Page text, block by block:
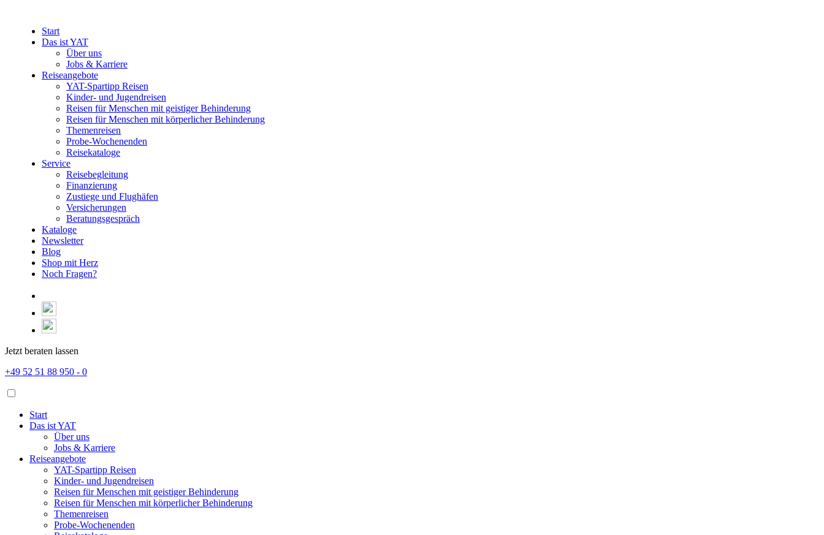
Start
Das ist YAT
Über uns
Jobs & Karriere
Reiseangebote
YAT-Spartipp Reisen
Kinder- und Jugendreisen
Reisen für Menschen mit geistiger Behinderung
Reisen für Menschen mit körperlicher Behinderung
Themenreisen
Probe-Wochenenden
Reisekataloge
Service
Reisebegleitung
Finanzierung
Zustiege und Flughäfen
Versicherungen
Beratungsgespräch
Kataloge
Newsletter
Blog
Shop mit Herz
Noch Fragen?
Jetzt beraten lassen
+49 52 51 88 950 - 0
Start
Das ist YAT
Über uns
Jobs & Karriere
Reiseangebote
YAT-Spartipp Reisen
Kinder- und Jugendreisen
Reisen für Menschen mit geistiger Behinderung
Reisen für Menschen mit körperlicher Behinderung
Themenreisen
Probe-Wochenenden